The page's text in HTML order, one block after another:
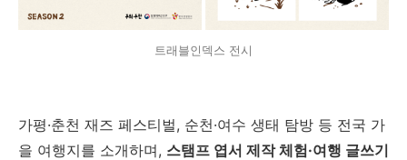
트래블인덱스 전시
가평·춘천 재즈 페스티벌, 순천·여수 생태 탐방 등 전국 가
을 여행지를 소개하며, 스탬프 엽서 제작 체험·여행 글쓰기